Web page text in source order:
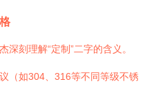
刻理解“定制”二字的含义。
（如304、316等不同等级不锈